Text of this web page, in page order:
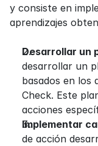
y consiste en
aprendizajes
Desarrollar un
desarrollar un
basados en los
Check. Este
acciones
Implementar
de acción